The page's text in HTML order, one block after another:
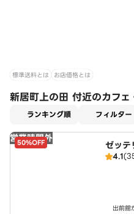
標準送料とは お店価格とは
新居町上の田 付近のカフェ
ランキング順 フィルター
営業時間外
50%OFF ゼッ
4.1
出前館